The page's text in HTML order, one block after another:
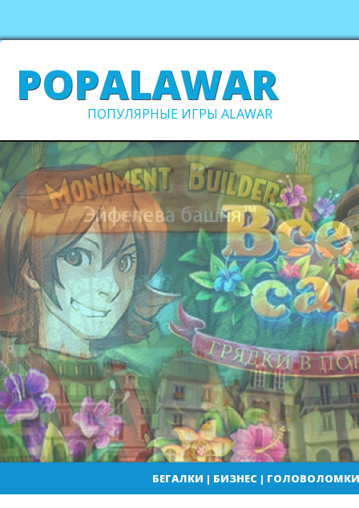
POPALAWAR
ПОПУЛЯРНЫЕ ИГРЫ ALAWAR
БЕГАЛКИ | БИЗНЕС| ГОЛОВОЛОМКИ